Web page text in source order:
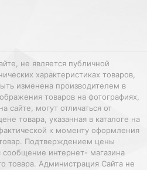
не является публичной
характеристиках товаров,
изменена производителем в
товаров на фотографиях,
сайте, могут отличаться от
товара, указанная в каталоге на
к моменту оформления
Подтверждением цены
сообщение интернет- магазина
товара. Администрация Сайта не